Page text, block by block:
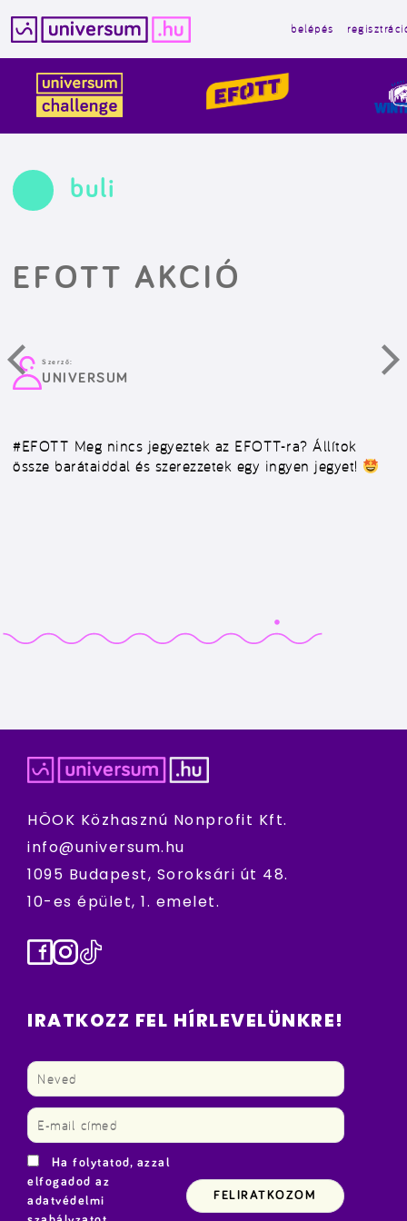
tartalomba
belépés
buli
EFOTT AKCIÓ
Szerző:
UNIVERSUM
#EFOTT Meg nincs jegyeztek az EFOTT-ra? Állítok
össze barátaiddal és szerezzetek egy ingyen jegyet!
HÖOK Közhasznú Nonprofit Kft.
info@universum.hu
1095 Budapest, Soroksári út 48.
10-es épület, 1. emelet.
Facebook
Instagram
TikTok
IRATKOZZ FEL HÍRLEVELÜNKRE!
Ha folytatod, azzal
elfogadod az
adatvédelmi